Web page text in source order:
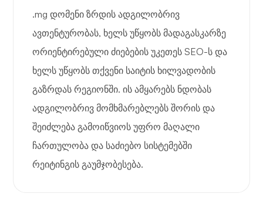
.mg დომენი ზრდის ადგილობრივ
ავთენტურობას, ხელს უწყობს მადაგასკარზე
ორიენტირებული ძიებების უკეთეს SEO-ს და
ხელს უწყობს თქვენი საიტის ხილვადობის
გაზრდას რეგიონში. ის ამყარებს ნდობას
ადგილობრივ მომხმარებლებს შორის და
შეიძლება გამოიწვიოს უფრო მაღალი
ჩართულობა და საძიებო სისტემებში
რეიტინგის გაუმჯობესება.